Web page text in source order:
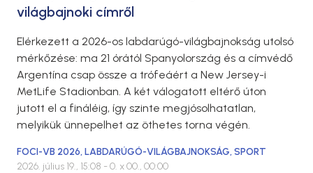
világbajnoki címről
Elérkezett a 2026-os labdarúgó-világbajnokság utolsó
mérkőzése: ma 21 órától Spanyolország és a címvédő
Argentína csap össze a trófeáért a New Jersey-i
MetLife Stadionban. A két válogatott eltérő úton
jutott el a fináléig, így szinte megjósolhatatlan,
melyikük ünnepelhet az öthetes torna végén.
FOCI-VB 2026,LABDARÚGÓ-VILÁGBAJNOKSÁG,SPORT
2026. július 19., 15:08 - 0. x 00., 00:00